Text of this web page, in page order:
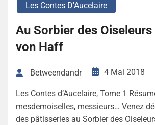
Les Contes D'Aucelaire
Au Sorbier des
von Haff
Betweendandr 4 Mai 2018
Les Contes d’Aucelaire, Tome 1
mesdemoiselles, messieurs… Venez
des pâtisseries au Sorbier des